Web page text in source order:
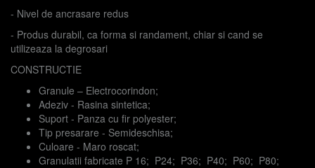
- Nivel de ancrasare redus
- Produs durabil, ca forma si randament, chiar si cand se
utilizeaza la degrosari
CONSTRUCTIE
Granule – Electrocorindon;
Adeziv - Rasina sintetica;
Suport - Panza cu fir polyester;
Tip presarare - Semideschisa;
Culoare - Maro roscat;
Granulatii fabricate P 16; P24; P36; P40; P60; P80;